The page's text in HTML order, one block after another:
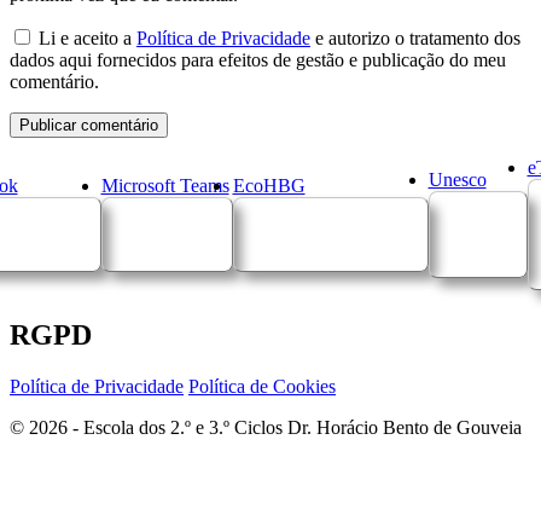
Li e aceito a Política de Privacidade e autorizo o tratamento dos
dados aqui fornecidos para efeitos de gestão e publicação do meu
comentário.
Microsoft Teams EcoHBG Unesco
RGPD
Política de Privacidade Política de Cookies
© 2026 - Escola dos 2.º e 3.º Ciclos Dr. Horácio Bento de Gouveia